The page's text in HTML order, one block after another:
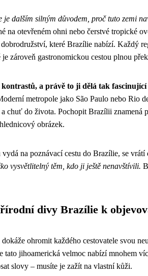
je dalším silným důvodem, proč tuto zemi
na otevřeném ohni nebo čerstvé tropické
které Brazílie nabízí. Každý
je zároveň gastronomickou cestou plnou
a právě to ji dělá tak
metropole jako São Paulo nebo Rio
chuť do života. Pochopit Brazílii znamená
obrázek.
na poznávací cestu do Brazílie, se
vysvětlitelný těm, kdo ji ještě nenavštívili.
divy Brazílie k
ohromit každého cestovatele svou
tato jihoamerická velmoc nabízí mnohem
slovy – musíte je zažít na vlastní kůži.